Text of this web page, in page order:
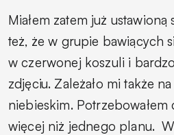
Miałem zatem już ustawioną
też, że w grupie bawiących
w czerwonej koszuli i
zdjęciu. Zależało mi także
niebieskim.
więcej niż jednego planu.